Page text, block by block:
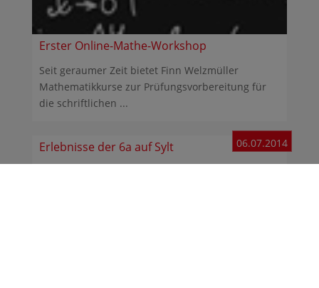
Erster Online-Mathe-Workshop
Seit geraumer Zeit bietet Finn Welzmüller
Mathematikkurse zur Prüfungsvorbereitung für
die schriftlichen ...
Erlebnisse der 6a auf Sylt 06.07.2014